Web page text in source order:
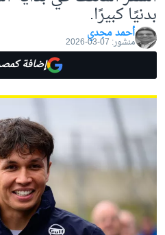
بدنيًا كبيرًا.
أحمد مجدي
منشور: 07-03-2026
إضافة